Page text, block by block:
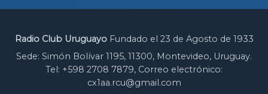
Radio Club UruguayoFundado el 23 de Agosto de 1933
Sede: Simón Bolívar 1195, 11300, Montevideo, Uruguay.
Tel: +598 2708 7879, Correo electrónico:
cx1aa.rcu@gmail.com